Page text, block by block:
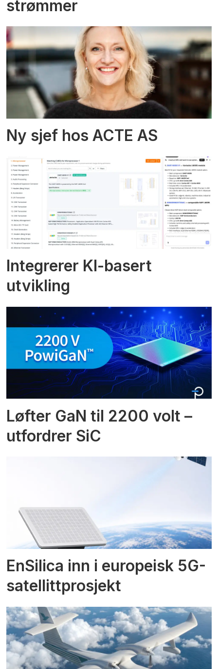
strømmer
Ny sjef hos ACTE AS
Integrerer KI-basert
utvikling
Løfter GaN til 2200 volt –
utfordrer SiC
EnSilica inn i europeisk 5G-
satellittprosjekt